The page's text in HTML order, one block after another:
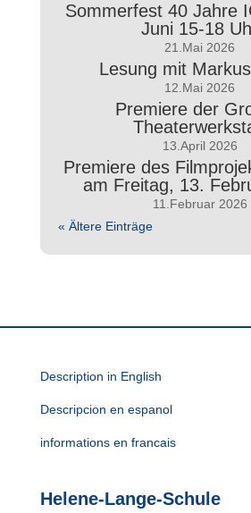
Sommerfest 40 Jahre
Juni 15-18
21.Mai 2026
Lesung mit
12.Mai 2026
Premiere der
13.April 2026
Premiere des
am Freitag, 13.
11.Februar 2026
« Ältere Einträge
Description in English
Descripcion en espanol
informations en francais
Helene-Lange-Schule